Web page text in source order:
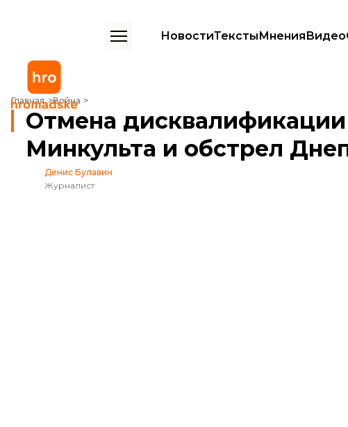
НовостиТекстыМненияВидео
Главная Война
Отмена дисквалификации Харлан, назначение и.о. главы Минкульта и
Отмена дисквалификации
Минкульта и обстрел
Денис Булавин
Журналист